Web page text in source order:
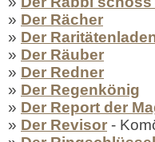
» Der Rächer
» Der
» Der Räuber
» Der Redner
» Der Regenkönig
» Der Report der
» Der Revisor -